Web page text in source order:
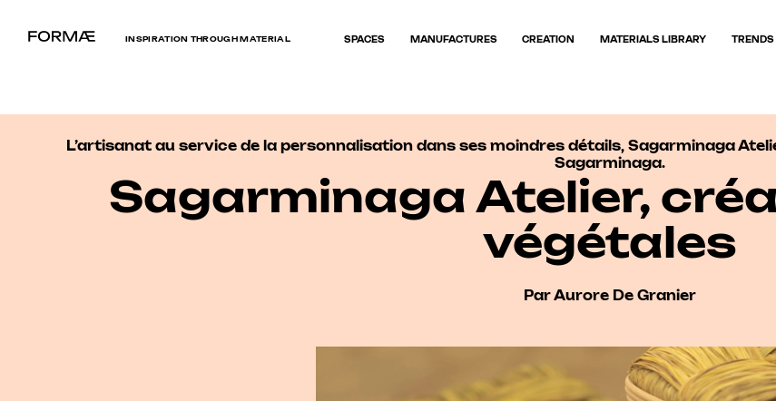
INSPIRATION THROUGH MATERIAL SPACES MANUFACTURES CREATION MATERIALS LIBRARY TRENDS
L’artisanat au service de la personnalisation dans ses moindres détails, Sagarminaga
Sagarminaga.
Sagarminaga Atelier,
végétales
Par Aurore De Granier